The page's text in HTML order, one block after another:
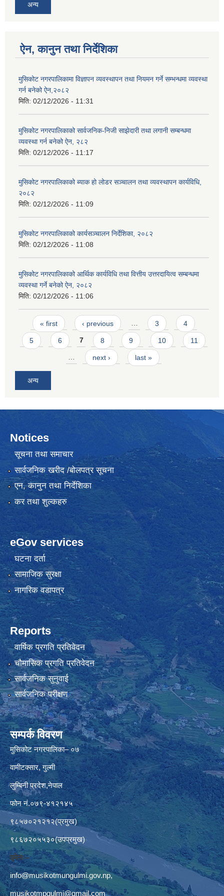
अन्य
ऐन, कानुन तथा निर्देशिका
मुसिकोट नगरपालिकामा विज्ञापन व्यवस्थापन तथा नियमन गर्ने सम्भन्धमा व्यवस्था
गर्न बनेको ऐन,२०८२
मिति: 02/12/2026 - 11:31
मुसिकोट नगरपालिकाको सार्वजनिक-निजी साझेदारी तथा लगानी सम्बन्धमा
व्यवस्था गर्न बनेको ऐन, २८२
मिति: 02/12/2026 - 11:17
मुसिकोट नगरपालिकाको ब्याक हो लोडर सञ्चालन तथा व्यवस्थापन कार्यविधि,
२०८२
मिति: 02/12/2026 - 11:09
मुसिकोट नगरपालिकाको कार्यसञ्चालन निर्देशिका, २०८२
मिति: 02/12/2026 - 11:08
मुसिकोट नगरपालिकाको आर्थिक कार्यविधि तथा वित्तीय उत्तरदायित्व सम्बन्धमा
व्यवस्था गर्ने बनेको ऐन, २०८२
मिति: 02/12/2026 - 11:06
Pages
« first ‹ previous … 3 4
5 6 7 8 9 10 11
… next › last »
अन्य
Notices
सूचना तथा समाचार
सार्वजनिक खरीद /बोलपत्र सूचना
एन, कानुन तथा निर्देशिका
कर तथा शुल्कहरु
eGov services
घटना दर्ता
सामाजिक सुरक्षा
नागरिक वडापत्र
Reports
वार्षिक प्रगति प्रतिवेदन
चौमासिक प्रगति प्रतिवेदन
सार्वजनिक सुनुवाई
सार्वजनिक परीक्षण
सम्पर्क विवरण
मुसिकोट नगरपालिका– ०७
वामीटक्सार, गुल्मी
लुम्बिनी प्रदेश,नेपाल
फोन नं.०७९-४१२१४५
९८५७०२१२१२(प्रमुख)
९८६७२०५५३०(उपप्रमुख)
इमेलः–
info@musikotmungulmi.gov.np,
musikotmpgulmi@gmail.com